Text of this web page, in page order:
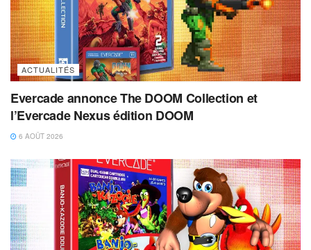
ACTUALITÉS
Evercade annonce The DOOM Collection et
l’Evercade Nexus édition DOOM
6 AOÛT 2026